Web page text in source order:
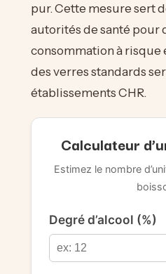
pur. Cette mesure sert
autorités de santé pour
consommation à
des verres standards
établissements CHR.
Calculateur
Estimez le nombre
Degré d’alcool (%)